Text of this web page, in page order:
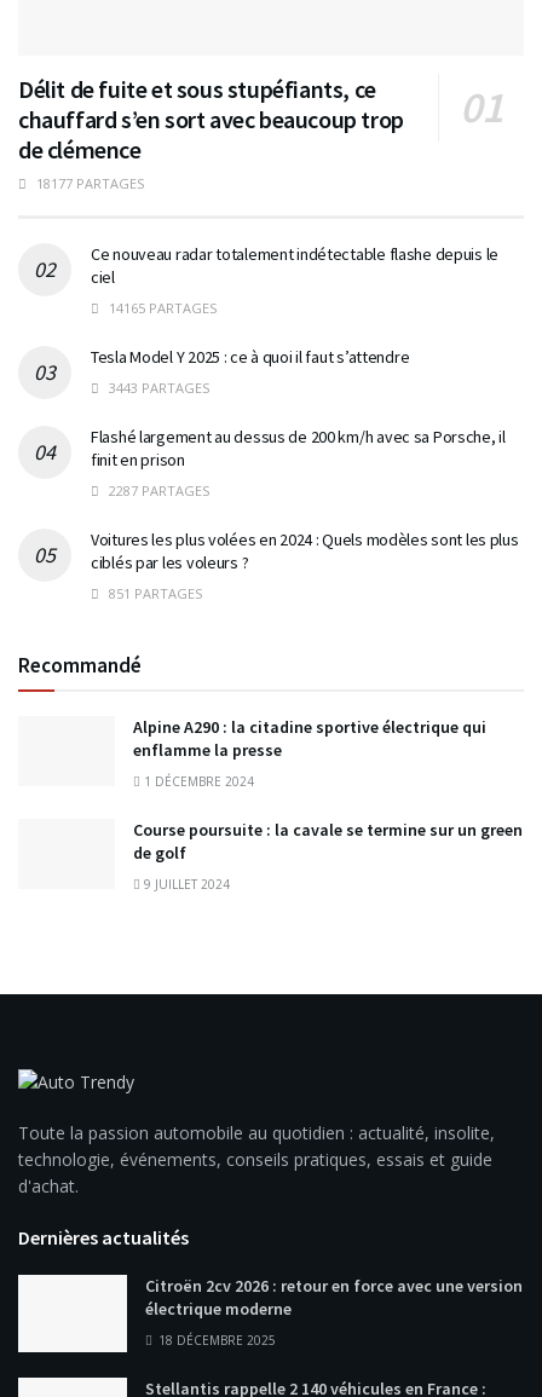
Délit de fuite et sous stupéfiants, ce
chauffard s’en sort avec beaucoup trop
de clémence
18177 PARTAGES
Ce nouveau radar totalement indétectable flashe depuis le
ciel
14165 PARTAGES
Tesla Model Y 2025 : ce à quoi il faut s’attendre
3443 PARTAGES
Flashé largement au dessus de 200 km/h avec sa Porsche, il
finit en prison
2287 PARTAGES
Voitures les plus volées en 2024 : Quels modèles sont les plus
ciblés par les voleurs ?
851 PARTAGES
Recommandé
Alpine A290 : la citadine sportive électrique qui
enflamme la presse
1 DÉCEMBRE 2024
Course poursuite : la cavale se termine sur un green
de golf
9 JUILLET 2024
Toute la passion automobile au quotidien : actualité, insolite,
technologie, événements, conseils pratiques, essais et guide
d'achat.
Dernières actualités
Citroën 2cv 2026 : retour en force avec une version
électrique moderne
18 DÉCEMBRE 2025
Stellantis rappelle 2 140 véhicules en France :